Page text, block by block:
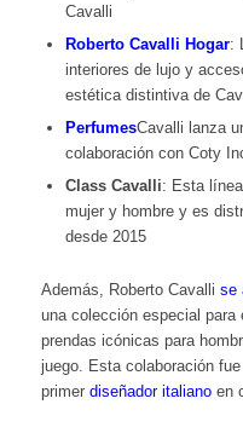
Cavalli
Roberto Cavalli Hogar:
interiores de lujo y
estética distintiva de
PerfumesCavalli lanza
colaboración con Coty
Class Cavalli: Esta
mujer y hombre y es
desde 2015
Además, Roberto Cavalli se
una colección especial
prendas icónicas para
juego. Esta colaboración
primer diseñador italianoen